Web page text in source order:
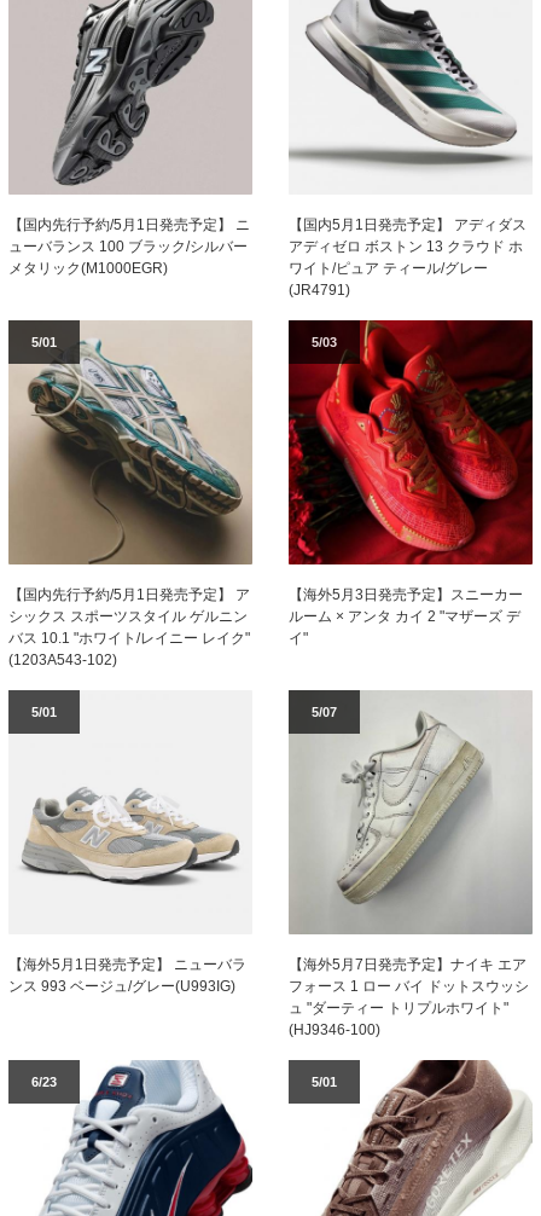
【国内先行予約/5月1日発売予定】 ニ
ューバランス 100 ブラック/シルバー
メタリック(M1000EGR)
【国内5月1日発売予定】 アディダス
アディゼロ ボストン 13 クラウド ホ
ワイト/ピュア ティール/グレー
(JR4791)
5/01
【国内先行予約/5月1日発売予定】 ア
シックス スポーツスタイル ゲルニン
バス 10.1 "ホワイト/レイニー レイク"
(1203A543-102)
5/03
【海外5月3日発売予定】スニーカー
ルーム × アンタ カイ 2 "マザーズ デ
イ"
5/01
【海外5月1日発売予定】 ニューバラ
ンス 993 ベージュ/グレー(U993IG)
5/07
【海外5月7日発売予定】ナイキ エア
フォース 1 ロー バイ ドットスウッシ
ュ "ダーティー トリプルホワイト"
(HJ9346-100)
6/23 5/01